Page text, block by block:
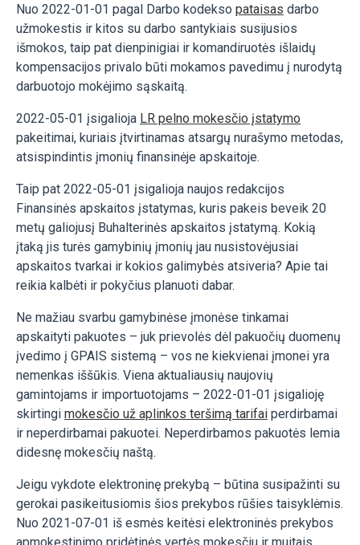
Nuo 2022-01-01 pagal Darbo kodekso pataisas darbo
užmokestis ir kitos su darbo santykiais susijusios
išmokos, taip pat dienpinigiai ir komandiruotės išlaidų
kompensacijos privalo būti mokamos pavedimu į nurodytą
darbuotojo mokėjimo sąskaitą.
2022-05-01 įsigalioja LR pelno mokesčio įstatymo
pakeitimai, kuriais įtvirtinamas atsargų nurašymo metodas,
atsispindintis įmonių finansinėje apskaitoje.
Taip pat 2022-05-01 įsigalioja naujos redakcijos
Finansinės apskaitos įstatymas, kuris pakeis beveik 20
metų galiojusį Buhalterinės apskaitos įstatymą. Kokią
įtaką jis turės gamybinių įmonių jau nusistovėjusiai
apskaitos tvarkai ir kokios galimybės atsiveria? Apie tai
reikia kalbėti ir pokyčius planuoti dabar.
Ne mažiau svarbu gamybinėse įmonėse tinkamai
apskaityti pakuotes – juk prievolės dėl pakuočių duomenų
įvedimo į GPAIS sistemą – vos ne kiekvienai įmonei yra
nemenkas iššūkis. Viena aktualiausių naujovių
gamintojams ir importuotojams – 2022-01-01 įsigalioję
skirtingi mokesčio už aplinkos teršimą tarifai perdirbamai
ir neperdirbamai pakuotei. Neperdirbamos pakuotės lemia
didesnę mokesčių naštą.
Jeigu vykdote elektroninę prekybą – būtina susipažinti su
gerokai pasikeitusiomis šios prekybos rūšies taisyklėmis.
Nuo 2021-07-01 iš esmės keitėsi elektroninės prekybos
apmokestinimo pridėtinės vertės mokesčiu ir muitais